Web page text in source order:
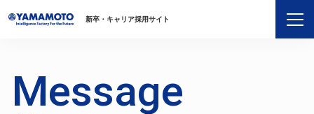
新卒・キャリア採用サイト
Message